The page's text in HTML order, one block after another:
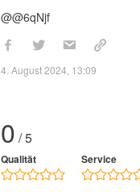
@@6qNjf
4. August 2024, 13:09
0 / 5
Qualität Service